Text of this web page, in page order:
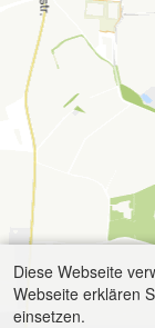
Diese Webseite
Webseite erklären
einsetzen.